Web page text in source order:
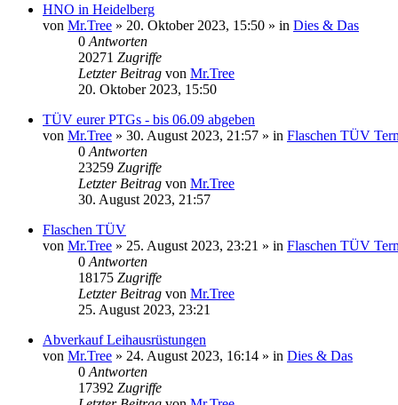
HNO in Heidelberg
von Mr.Tree » 20. Oktober 2023, 15:50 » in Dies & Das
0 Antworten
20271 Zugriffe
Letzter Beitrag von Mr.Tree
20. Oktober 2023, 15:50
TÜV eurer PTGs - bis 06.09 abgeben
von Mr.Tree » 30. August 2023, 21:57 » in Flaschen TÜV
0 Antworten
23259 Zugriffe
Letzter Beitrag von Mr.Tree
30. August 2023, 21:57
Flaschen TÜV
von Mr.Tree » 25. August 2023, 23:21 » in Flaschen TÜV
0 Antworten
18175 Zugriffe
Letzter Beitrag von Mr.Tree
25. August 2023, 23:21
Abverkauf Leihausrüstungen
von Mr.Tree » 24. August 2023, 16:14 » in Dies & Das
0 Antworten
17392 Zugriffe